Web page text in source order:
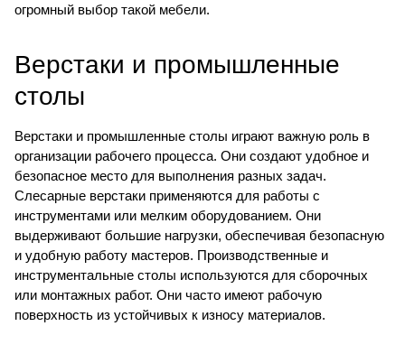
огромный выбор такой мебели.
Верстаки и промышленные
столы
Верстаки и промышленные столы играют важную роль в
организации рабочего процесса. Они создают удобное и
безопасное место для выполнения разных задач.
Слесарные верстаки применяются для работы с
инструментами или мелким оборудованием. Они
выдерживают большие нагрузки, обеспечивая безопасную
и удобную работу мастеров. Производственные и
инструментальные столы используются для сборочных
или монтажных работ. Они часто имеют рабочую
поверхность из устойчивых к износу материалов.